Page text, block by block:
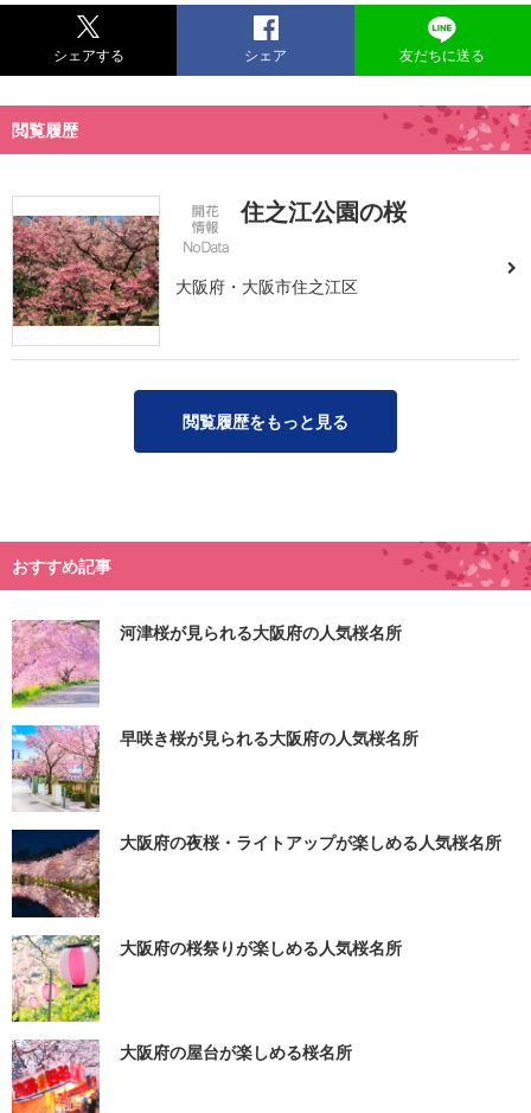
シェアする シェア 友だちに送る
閲覧履歴
住之江公園の桜
大阪府・大阪市住之江区
閲覧履歴をもっと見る
おすすめ記事
河津桜が見られる大阪府の人気桜名所
早咲き桜が見られる大阪府の人気桜名所
大阪府の夜桜・ライトアップが楽しめる人気桜名所
大阪府の桜祭りが楽しめる人気桜名所
大阪府の屋台が楽しめる桜名所